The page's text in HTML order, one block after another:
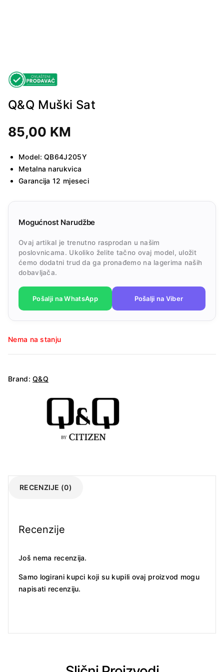
Q&Q Muški Sat
85,00 KM
Model: QB64J205Y
Metalna narukvica
Garancija 12 mjeseci
Mogućnost Narudžbe
Ovaj artikal je trenutno rasprodan u našim
poslovnicama. Ukoliko želite tačno ovaj model, uložit
ćemo dodatni trud da ga pronađemo na lagerima naših
dobavljača.
Pošalji na WhatsApp Pošalji na Viber
Nema na stanju
Brand:Q&Q
RECENZIJE (0)
Recenzije
Još nema recenzija.
Samo logirani kupci koji su kupili ovaj proizvod mogu
napisati recenziju.